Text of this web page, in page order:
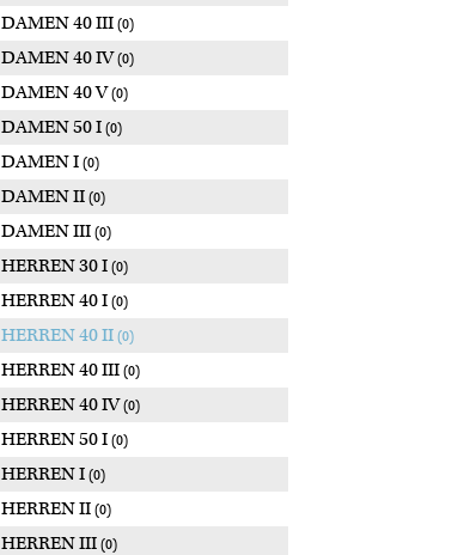
DAMEN 40 III (0)
DAMEN 40 IV(0)
DAMEN 40 V(0)
DAMEN 50 I (0)
DAMEN I (0)
DAMEN II (0)
DAMEN III (0)
HERREN 30 I (0)
HERREN 40 I (0)
HERREN 40 II (0)
HERREN 40 III (0)
HERREN 40 IV(0)
HERREN 50 I (0)
HERREN I (0)
HERREN II (0)
HERREN III (0)